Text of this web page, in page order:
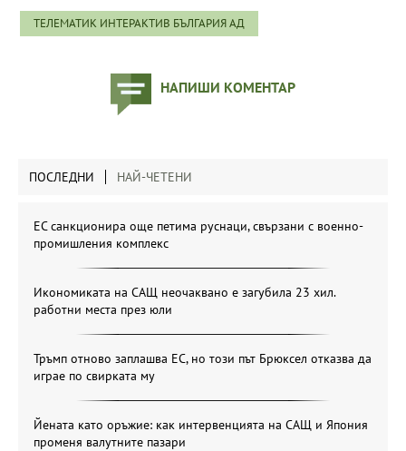
ТЕЛЕМАТИК ИНТЕРАКТИВ БЪЛГАРИЯ АД
НАПИШИ КОМЕНТАР
ПОСЛЕДНИ НАЙ-ЧЕТЕНИ
ЕС санкционира още петима руснаци, свързани с военно-
промишления комплекс
Икономиката на САЩ неочаквано е загубила 23 хил.
работни места през юли
Тръмп отново заплашва ЕС, но този път Брюксел отказва да
играе по свирката му
Йената като оръжие: как интервенцията на САЩ и Япония
променя валутните пазари